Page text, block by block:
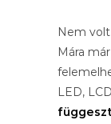
Nem
Mára
LED,